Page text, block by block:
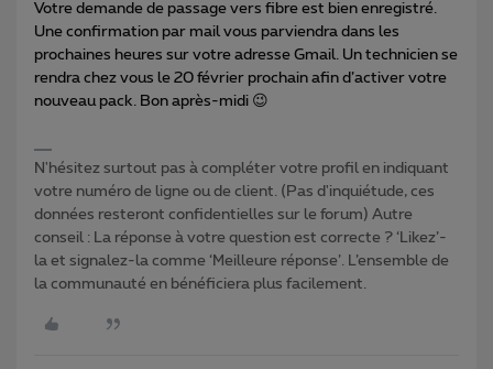
Votre demande de passage vers fibre est bien enregistré.
Une confirmation par mail vous parviendra dans les
prochaines heures sur votre adresse Gmail. Un technicien se
rendra chez vous le 20 février prochain afin d’activer votre
nouveau pack. Bon après-midi 😉
N'hésitez surtout pas à compléter votre profil en indiquant
votre numéro de ligne ou de client. (Pas d'inquiétude, ces
données resteront confidentielles sur le forum) Autre
conseil : La réponse à votre question est correcte ? ‘Likez’-
la et signalez-la comme ‘Meilleure réponse’. L’ensemble de
la communauté en bénéficiera plus facilement.